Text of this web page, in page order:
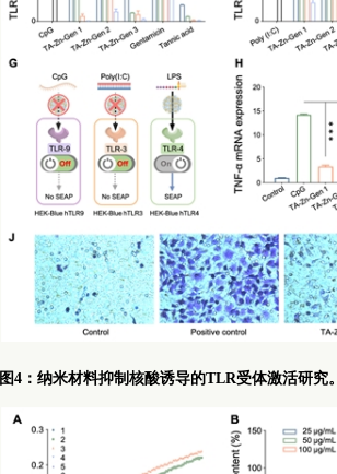
图4：纳米材料抑制核酸诱导的TLR受体激活研究。